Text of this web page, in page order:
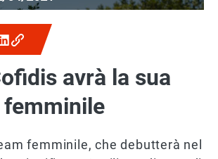
avrà la sua
femminile, che debutterà nel